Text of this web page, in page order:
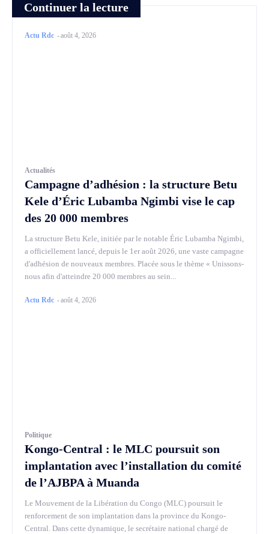
Continuer la lecture
Actu Rdc -août 4, 2026
Actualités
Campagne d’adhésion : la structure Betu
Kele d’Éric Lubamba Ngimbi vise le cap
des 20 000 membres
La structure Betu Kele, initiée par le notable Éric Lubamba Ngimbi,
a officiellement lancé, depuis le 1er août 2026, une vaste campagne
d'adhésion de nouveaux membres. Placée sous le thème « Unissons-
nous afin d'atteindre 20 000 membres au sein...
Actu Rdc -août 4, 2026
Politique
Kongo-Central : le MLC poursuit son
implantation avec l’installation du comité
de l’AJBPA à Muanda
Le Mouvement de la Libération du Congo (MLC) poursuit le
renforcement de son implantation dans la province du Kongo-
Central. Dans cette dynamique, le secrétaire national chargé de